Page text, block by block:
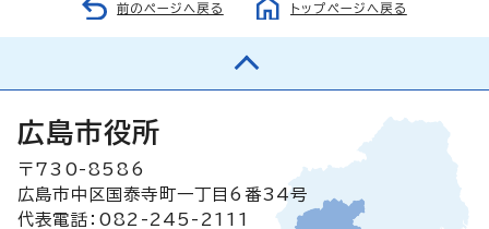
前のページへ戻る トップページへ戻る
広島市役所
〒730-8586
広島市中区国泰寺町一丁目6番34号
代表電話：082-245-2111